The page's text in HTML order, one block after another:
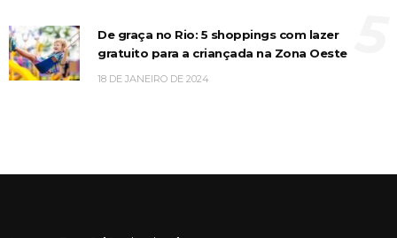
De graça no Rio: 5 shoppings com lazer
gratuito para a criançada na Zona Oeste
18 DE JANEIRO DE 2024